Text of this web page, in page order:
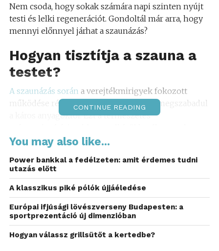
Nem csoda, hogy sokak számára napi szinten nyújt
testi és lelki regenerációt. Gondoltál már arra, hogy
mennyi előnnyel járhat a szaunázás?
Hogyan tisztítja a szauna a
testet?
A szaunázás során a verejtékmirigyek fokozott
működése révén a test izzad, és ezáltal megszabadul
a káros anyagoktól. Ezt a természetes
tartják, hiszen a szaunában a magas hőmérséklet
toxinok távozását. Az izzadás nemcsak a bőr
tisztulását segíti, de hozzá is járul annak egészséges
megjelenéséhez. Érezted már, milyen üdítő érzés
egy szaunázás után?
Erősebb immunrendszer és
jobb ellenállóképesség
CONTINUE READING
You may also like...
Power bankkal a fedélzeten: amit érdemes tudni
utazás előtt
A klasszikus piké pólók újjáéledése
Európai ifjúsági lövészverseny Budapesten: a
sportprezentáció új dimenzióban
Hogyan válassz grillsütőt a kertedbe?